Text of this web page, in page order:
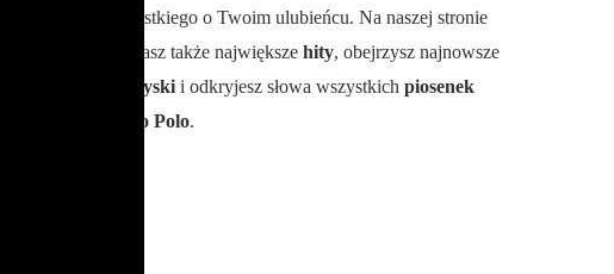
wszystkiego o Twoim ulubieńcu. Na naszej stronie
poznasz także największe hity, obejrzysz najnowsze
teledyski i odkryjesz słowa wszystkich piosenek
Disco Polo.